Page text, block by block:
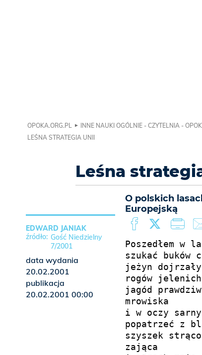
OPOKA.ORG.PL INNE NAUKI OGÓLNIE - CZYTELNIA -
LEŚNA STRATEGIA UNII
Leśna
O polskich
Europejską
Poszedłem w
szukać buków
jeżyn
rogów jelenich
jagód
mrowiska
i w oczy
popatrzeć z
szyszek
zająca
EDWARD JANIAK
Gość Niedzielny
7/2001
data wydania
20.02.2001
publikacja
20.02.2001 00:00